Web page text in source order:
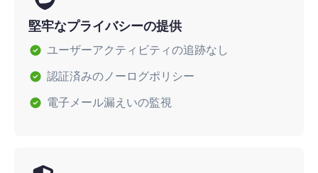
堅牢なプライバシーの提供
ユーザーアクティビティの追跡なし
認証済みのノーログポリシー
電子メール漏えいの監視